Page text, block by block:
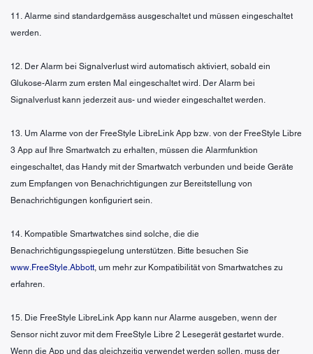
11. Alarme sind standardgemäss ausgeschaltet und müssen eingeschaltet
werden.
12. Der Alarm bei Signalverlust wird automatisch aktiviert, sobald ein
Glukose-Alarm zum ersten Mal eingeschaltet wird. Der Alarm bei
Signalverlust kann jederzeit aus- und wieder eingeschaltet werden.
13. Um Alarme von der FreeStyle LibreLink App bzw. von der FreeStyle Libre
3 App auf Ihre Smartwatch zu erhalten, müssen die Alarmfunktion
eingeschaltet, das Handy mit der Smartwatch verbunden und beide Geräte
zum Empfangen von Benachrichtigungen zur Bereitstellung von
Benachrichtigungen konfiguriert sein.
14. Kompatible Smartwatches sind solche, die die
Benachrichtigungsspiegelung unterstützen. Bitte besuchen Sie
www.FreeStyle.Abbott, um mehr zur Kompatibilität von Smartwatches zu
erfahren.
15. Die FreeStyle LibreLink App kann nur Alarme ausgeben, wenn der
Sensor nicht zuvor mit dem FreeStyle Libre 2 Lesegerät gestartet wurde.
Wenn die App und das gleichzeitig verwendet werden sollen, muss der